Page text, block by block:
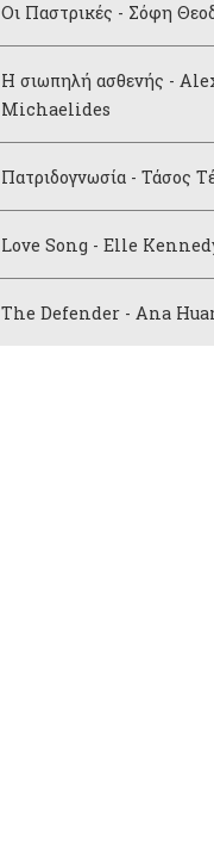
Οι Παστρικές - Σόφη
Η σιωπηλή ασθενής -
Michaelides
Πατριδογνωσία - Τάσος
Love Song - Elle
The Defender - Ana